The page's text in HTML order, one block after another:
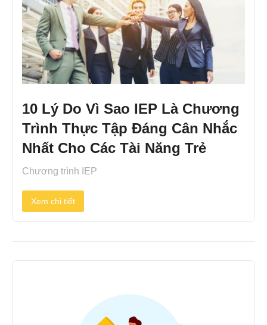
10 Lý Do Vì Sao IEP Là Chương
Trình Thực Tập Đáng Cân Nhắc
Nhất Cho Các Tài Năng Trẻ
Chương trình IEP
Xem chi tiết